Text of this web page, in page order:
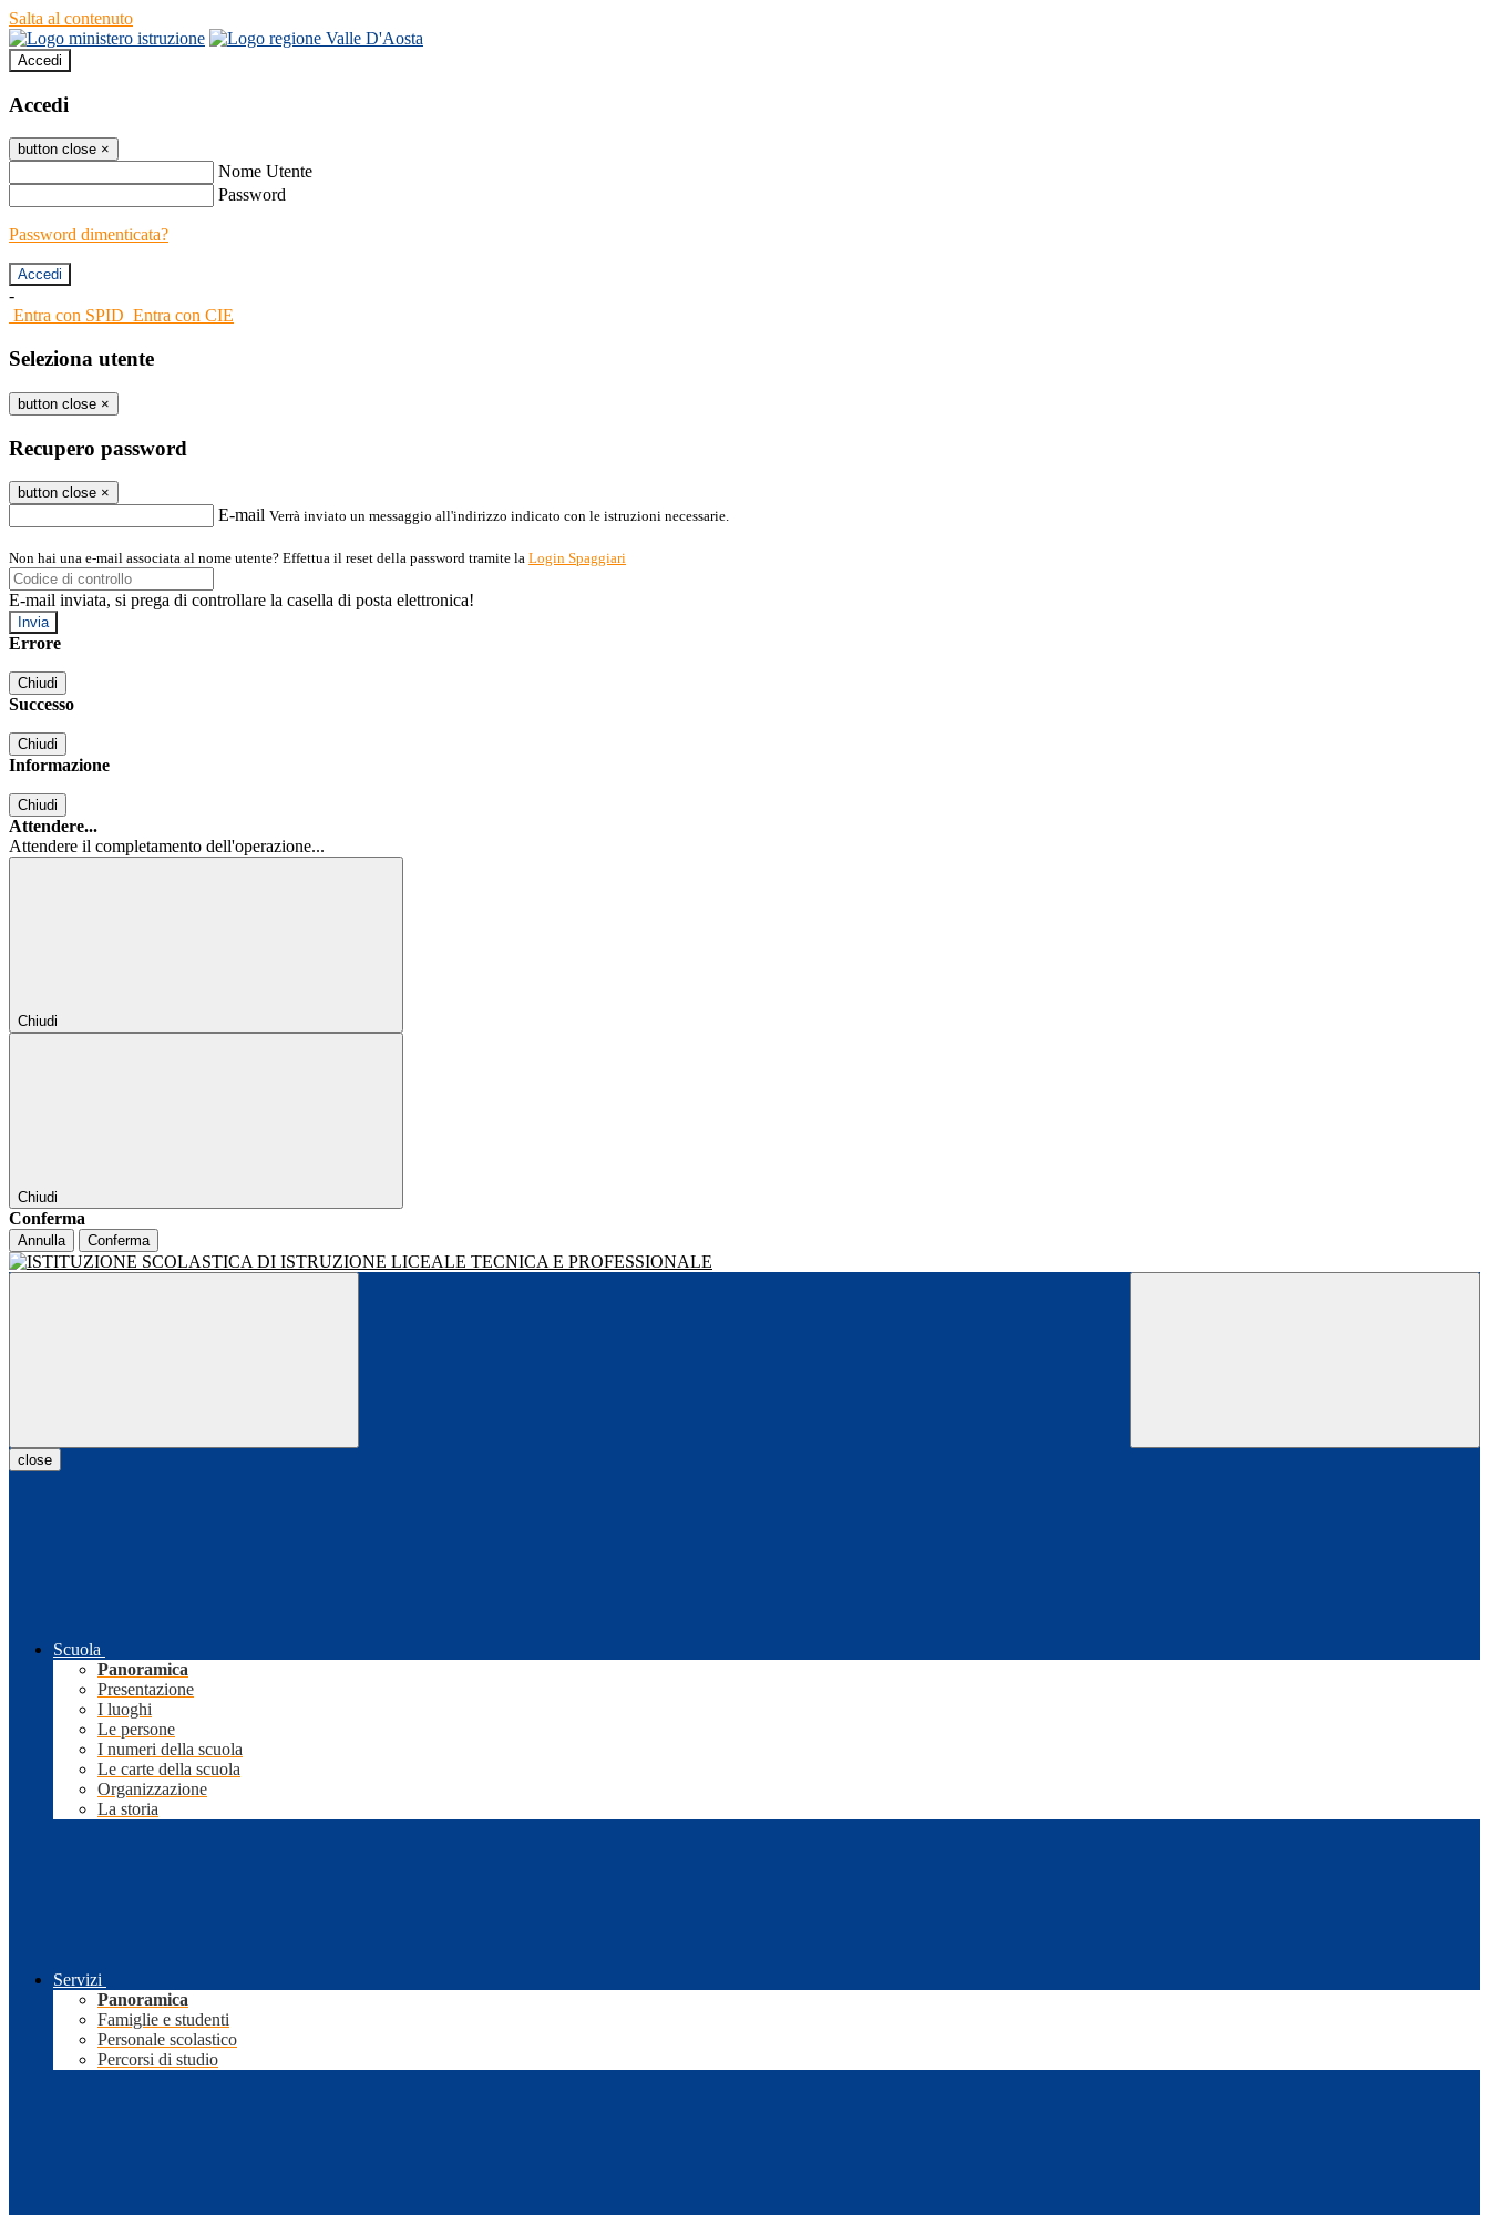
Salta al contenuto
Accedi
Accedi
button close ×
Nome Utente
Password
Password dimenticata?
-
Entra con SPID Entra con CIE
Seleziona utente
button close ×
Recupero password
button close ×
E-mail Verrà inviato un messaggio all'indirizzo indicato con le istruzioni necessarie.
Non hai una e-mail associata al nome utente? Effettua il reset della password tramite la Login Spaggiari
E-mail inviata, si prega di controllare la casella di posta elettronica!
Errore
Chiudi
Successo
Chiudi
Informazione
Chiudi
Attendere...
Attendere il completamento dell'operazione...
Chiudi
Chiudi
Conferma
Annulla Conferma
close
Scuola
Panoramica
Presentazione
I luoghi
Le persone
I numeri della scuola
Le carte della scuola
Organizzazione
La storia
Servizi
Panoramica
Famiglie e studenti
Personale scolastico
Percorsi di studio